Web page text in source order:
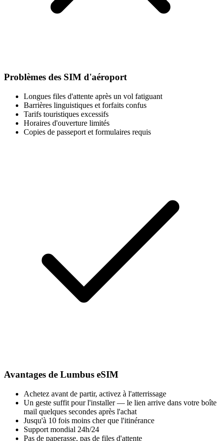
Problèmes des SIM d'aéroport
Longues files d'attente après un vol fatiguant
Barrières linguistiques et forfaits confus
Tarifs touristiques excessifs
Horaires d'ouverture limités
Copies de passeport et formulaires requis
Avantages de Lumbus eSIM
Achetez avant de partir, activez à l'atterrissage
Un geste suffit pour l'installer — le lien arrive dans votre boîte
mail quelques secondes après l'achat
Jusqu'à 10 fois moins cher que l'itinérance
Support mondial 24h/24
Pas de paperasse, pas de files d'attente